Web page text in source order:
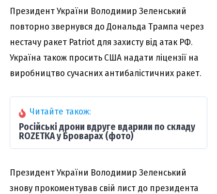
Президент України Володимир Зеленський
повторно звернувся до Дональда Трампа через
нестачу ракет Patriot для захисту від атак РФ.
Україна також просить США надати ліцензії на
виробництво сучасних антибалістичних ракет.
Читайте також:
Російські дрони вдруге вдарили по складу
ROZETKA у Броварах (фото)
Президент України Володимир Зеленський
знову прокоментував свій лист до президента